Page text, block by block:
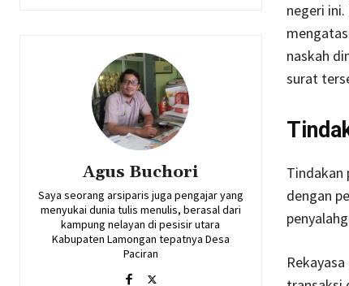
Agus Buchori
Saya seorang arsiparis juga pengajar yang
menyukai dunia tulis menulis, berasal dari
kampung nelayan di pesisir utara
Kabupaten Lamongan tepatnya Desa
Paciran
negeri
naskah
surat
Tindakan
dengan